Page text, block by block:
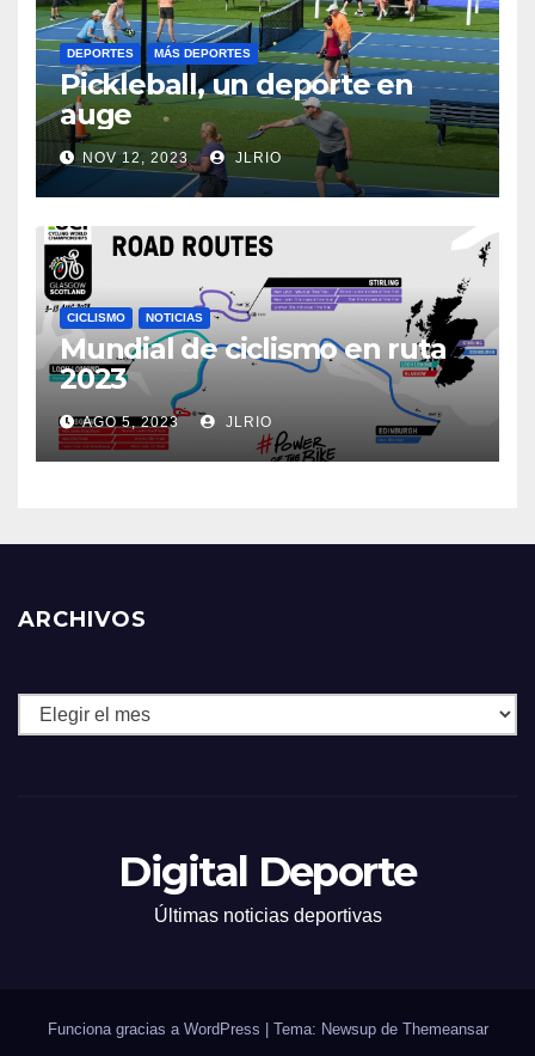
DEPORTES MÁS DEPORTES
Pickleball, un deporte en
auge
NOV 12, 2023 JLRIO
CICLISMO NOTICIAS
Mundial de ciclismo en ruta
2023
AGO 5, 2023 JLRIO
ARCHIVOS
Archivos
Digital Deporte
Últimas noticias deportivas
Funciona gracias a WordPress Tema: Newsup de Themeansar